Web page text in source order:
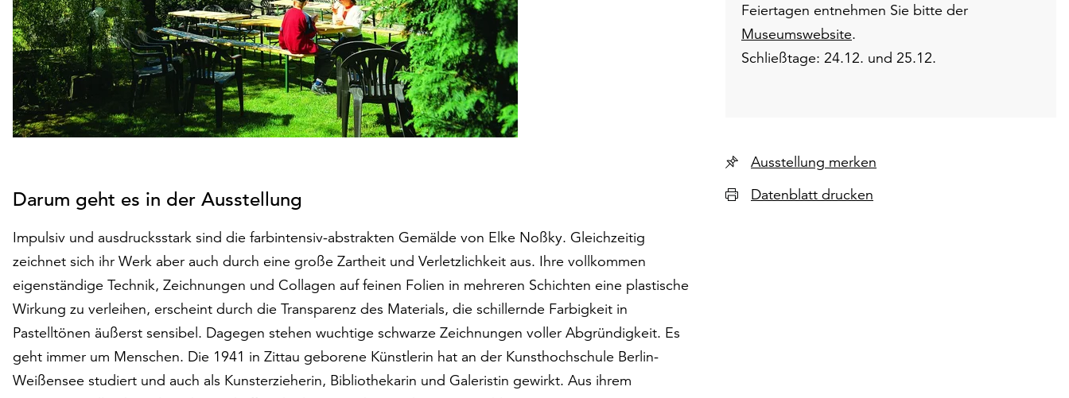
Darum geht es in der Ausstellung
Impulsiv und ausdrucksstark sind die farbintensiv-abstrakten Gemälde von Elke Noßky. Gleichzeitig
zeichnet sich ihr Werk aber auch durch eine große Zartheit und Verletzlichkeit aus. Ihre vollkommen
eigenständige Technik, Zeichnungen und Collagen auf feinen Folien in mehreren Schichten eine plastische
Wirkung zu verleihen, erscheint durch die Transparenz des Materials, die schillernde Farbigkeit in
Pastelltönen äußerst sensibel. Dagegen stehen wuchtige schwarze Zeichnungen voller Abgründigkeit. Es
geht immer um Menschen. Die 1941 in Zittau geborene Künstlerin hat an der Kunsthochschule Berlin-
Weißensee studiert und auch als Kunsterzieherin, Bibliothekarin und Galeristin gewirkt. Aus ihrem
Feiertagen entnehmen Sie bitte der
Museumswebsite.
Schließtage: 24.12. und 25.12.
Ausstellung merken
Datenblatt drucken